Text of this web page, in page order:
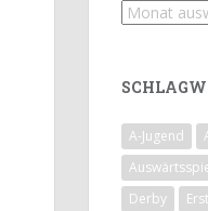
Archiv
A-Jugend
Derby